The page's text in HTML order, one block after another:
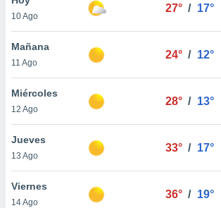
en
más
nuestra
de
10 Ago
27° / 17°
Mañana
11 Ago
24° / 12°
Miércoles
12 Ago
28° / 13°
Jueves
13 Ago
33° / 17°
Viernes
14 Ago
36° / 19°